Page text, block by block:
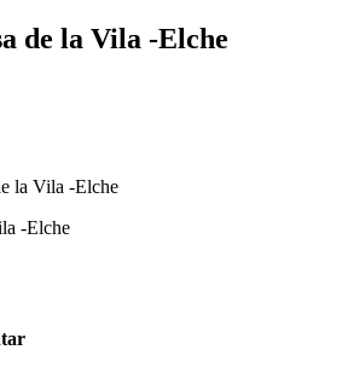
de la Vila -Elche
la Vila -Elche
-Elche